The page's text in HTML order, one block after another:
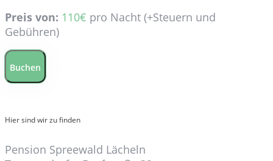
Preis von: 110€ pro Nacht (+Steuern und
Gebühren)
Buchen
Hier sind wir zu finden
Pension Spreewald Lächeln